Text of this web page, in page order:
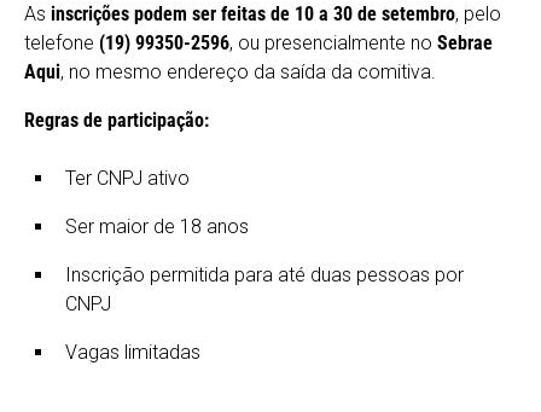
As inscrições podem ser feitas de 10 a 30 de setembro, pelo
telefone (19) 99350-2596, ou presencialmente no Sebrae
Aqui, no mesmo endereço da saída da comitiva.
Regras de participação:
Ter CNPJ ativo
Ser maior de 18 anos
Inscrição permitida para até duas pessoas por
CNPJ
Vagas limitadas